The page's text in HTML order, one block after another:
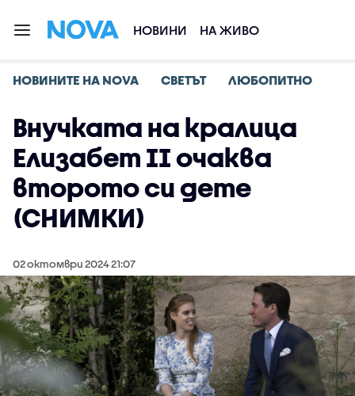
НОВИНИ НА ЖИВО
НОВИНИТЕ НА NOVA СВЕТЪТ ЛЮБОПИТНО
Внучката на кралица
Елизабет II очаква
второто си дете
(СНИМКИ)
02 октомври 2024 21:07